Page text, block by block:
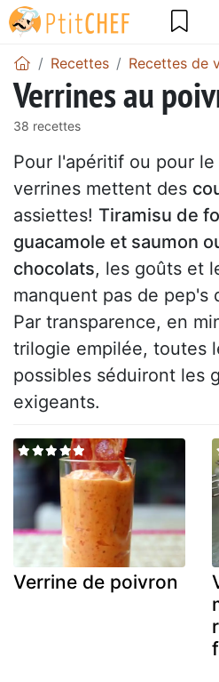
Recettes Recettes de
Verrines au
38 recettes
Pour l'apéritif ou pour
verrines mettent des
assiettes! Tiramisu de
guacamole et saumon
chocolats, les goûts et
manquent pas de pep's
Par transparence, en
trilogie empilée, toutes
possibles séduiront les
exigeants.
Verrine de poivron